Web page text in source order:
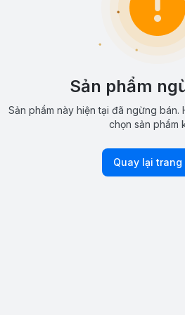
Sản phẩm
Sản phẩm này hiện tại đã ngừng bán.
chọn sản phẩm
Quay lại trang